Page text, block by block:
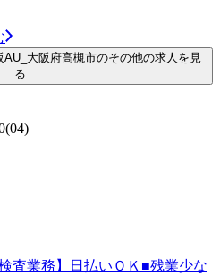
大阪府高槻市のその他の求人を見
る
査業務】日払いＯＫ■残業少な